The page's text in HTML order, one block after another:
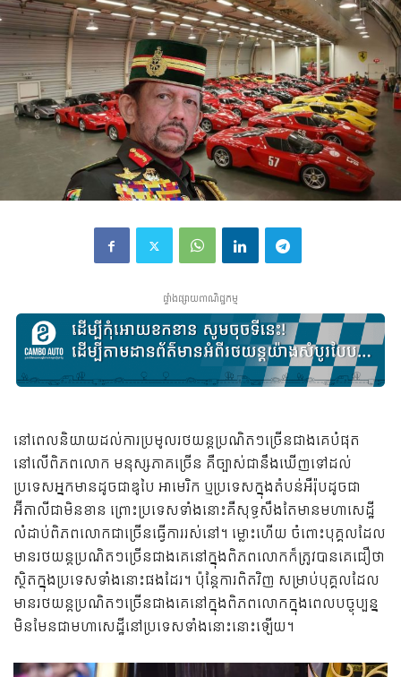
ផ្ទាំងផ្សាយពាណិជ្ជកម្ម
នៅពេលនិយាយដល់ការប្រមូលរថយន្តប្រណិតៗច្រើនជាងគេបំផុត
នៅលើពិភពលោក មនុស្សភាគច្រើន គឺច្បាស់ជានឹងឃើញទៅដល់
ប្រទេសអ្នកមានដូចជាឌូបៃ អាមេរិក ឬប្រទេសក្នុងតំបន់អឺរ៉ុបដូចជា
អ៊ីតាលីជាមិនខាន ព្រោះប្រទេសទាំងនោះគឺសុទ្ធសឹងតែមានមហាសេដ្ឋី
លំដាប់ពិភពលោកជាច្រើនធ្វើការរស់នៅ។ ម្លោះហើយ ចំពោះបុគ្គលដែល
មានរថយន្តប្រណិតៗច្រើនជាងគេនៅក្នុងពិភពលោកក៏ត្រូវបានគេជឿថា
ស្ថិតក្នុងប្រទេសទាំងនោះផងដែរ។ ប៉ុន្តែការពិតវិញ សម្រាប់បុគ្គលដែល
មានរថយន្តប្រណិតៗច្រើនជាងគេនៅក្នុងពិភពលោកក្នុងពេលបច្ចុប្បន្ន
មិនមែនជាមហាសេដ្ឋីនៅប្រទេសទាំងនោះនោះឡើយ។